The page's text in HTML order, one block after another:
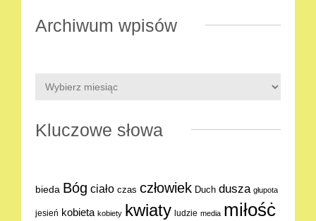
Archiwum wpisów
Kluczowe słowa
bieda Bóg ciało czas człowiek Duch dusza głupota
jesień kobieta kobiety kwiaty ludzie media miłośċ